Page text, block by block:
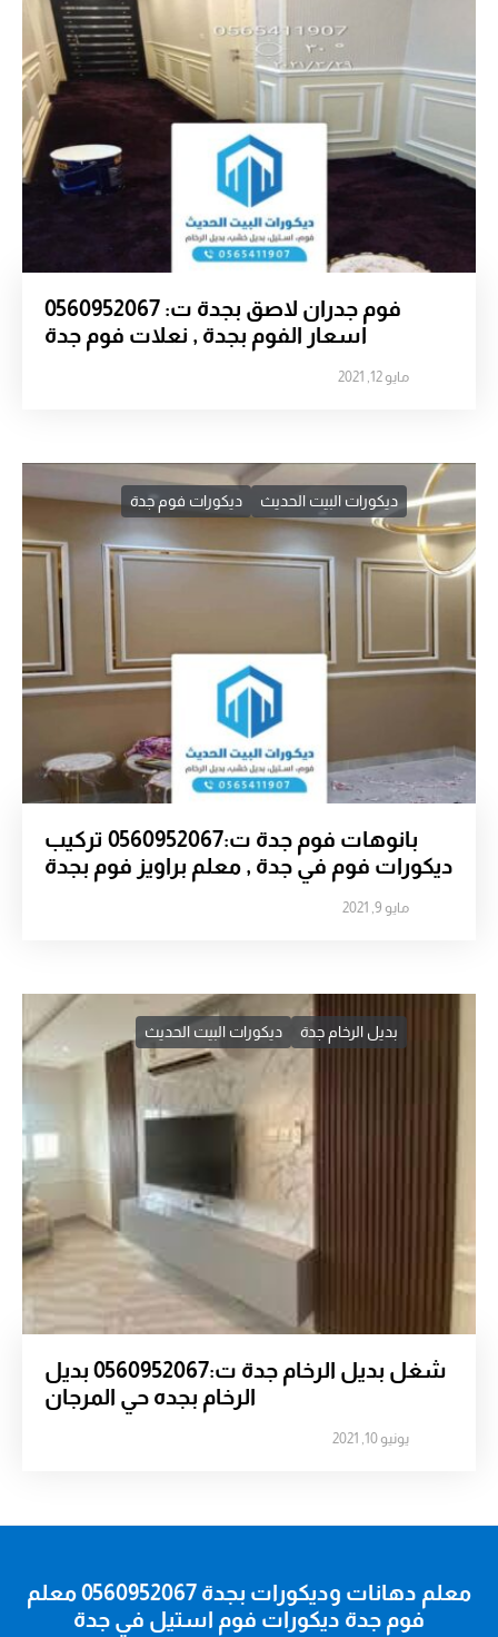
فوم جدران لاصق بجدة ت: 0560952067
اسعار الفوم بجدة , نعلات فوم جدة
مايو 12, 2021
ديكورات البيت الحديث ديكورات فوم جدة
بانوهات فوم جدة ت:0560952067 تركيب
ديكورات فوم في جدة , معلم براويز فوم بجدة
مايو 9, 2021
بديل الرخام جدة ديكورات البيت الحديث
شغل بديل الرخام جدة ت:0560952067 بديل
الرخام بجده حي المرجان
يونيو 10, 2021
معلم دهانات وديكورات بجدة 0560952067 معلم
فوم جدة ديكورات فوم استيل في جدة